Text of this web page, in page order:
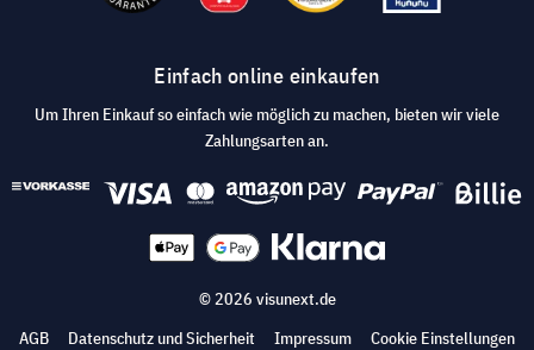
Einfach online einkaufen
Um Ihren Einkauf so einfach wie möglich zu machen, bieten wir viele
Zahlungsarten an.
© 2026 visunext.de
AGB
Datenschutz und Sicherheit Impressum Cookie Einstellungen